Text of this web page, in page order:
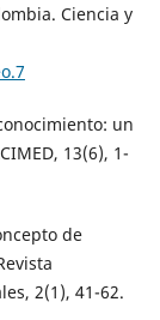
Ciencia y
un
13(6), 1-
de
2(1), 41-62.